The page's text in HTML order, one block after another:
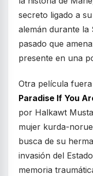
secreto ligado a
alemán durante la
pasado que
presente en una
Otra película
Paradise If You
por Halkawt
mujer kurda-
busca de su
invasión del
memoria